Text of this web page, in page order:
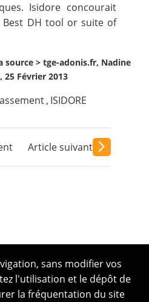
Isidore concourait
Best DH tool or suite of
source > tge-adonis.fr, Nadine
25 Février 2013
, ISIDORE
Article suivant
sans modifier vos
l'utilisation et le dépôt de
la fréquentation du site